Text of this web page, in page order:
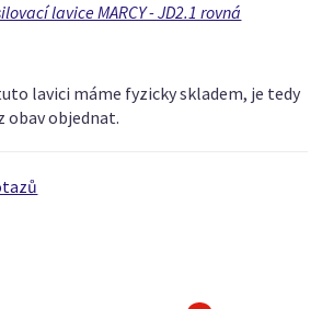
lavice MARCY - JD2.1 rovná
lavici máme fyzicky skladem, je tedy
obav objednat.